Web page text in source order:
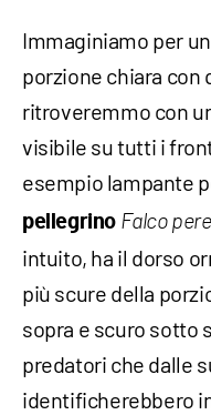
Immaginiamo per
porzione chiara con
ritroveremmo con
visibile su tutti i
esempio lampante
pellegrino Falco
intuito, ha il dorso
più scure della
sopra e scuro sotto
predatori che dalle
identificherebbero